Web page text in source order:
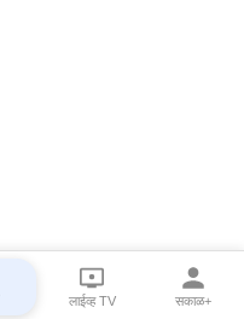
लाईव्ह TV सकाळ+